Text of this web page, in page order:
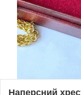
Наперсний